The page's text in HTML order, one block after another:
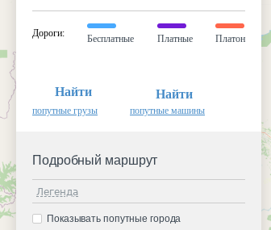
Дороги:
Бесплатные Платные Платон
Найти
попутные грузы
Найти
попутные машины
Подробный маршрут
Легенда
Показывать попутные города